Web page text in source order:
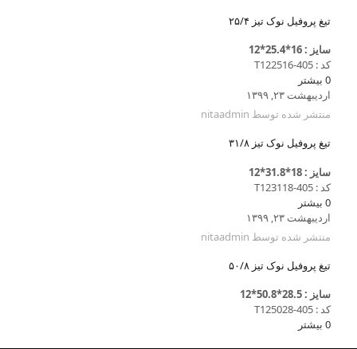
تیغ پروفیل نوک تیز ۲۵/۴
سایز : 16*25.4*12
کد : T122516-405
0 بیشتر
اردیبهشت ۲۳, ۱۳۹۹
منتشر شده توسط nitaadmin
تیغ پروفیل نوک تیز ۳۱/۸
سایز : 18*31.8*12
کد : T123118-405
0 بیشتر
اردیبهشت ۲۳, ۱۳۹۹
منتشر شده توسط nitaadmin
تیغ پروفیل نوک تیز ۵۰/۸
سایز : 28.5*50.8*12
کد : T125028-405
0 بیشتر